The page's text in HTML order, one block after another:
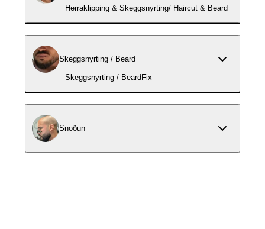
Herraklipping & Skeggsnyrting/ Haircut & Beard
Skeggsnyrting / Beard
Skeggsnyrting / BeardFix
Snoðun